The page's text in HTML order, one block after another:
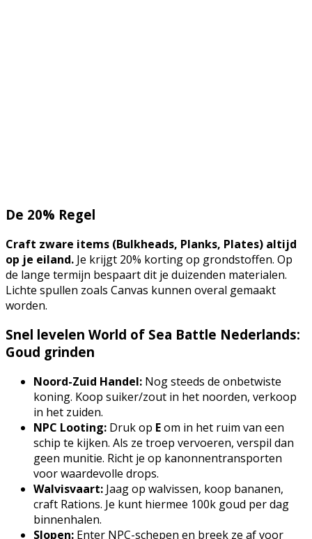
De 20% Regel
Craft zware items (Bulkheads, Planks, Plates) altijd
op je eiland. Je krijgt 20% korting op grondstoffen. Op
de lange termijn bespaart dit je duizenden materialen.
Lichte spullen zoals Canvas kunnen overal gemaakt
worden.
Snel levelen World of Sea Battle Nederlands:
Goud grinden
Noord-Zuid Handel: Nog steeds de onbetwiste
koning. Koop suiker/zout in het noorden, verkoop
in het zuiden.
NPC Looting: Druk op Eom in het ruim van een
schip te kijken. Als ze troep vervoeren, verspil dan
geen munitie. Richt je op kanonnentransporten
voor waardevolle drops.
Walvisvaart: Jaag op walvissen, koop bananen,
craft Rations. Je kunt hiermee 100k goud per dag
binnenhalen.
Slopen: Enter NPC-schepen en breek ze af voor